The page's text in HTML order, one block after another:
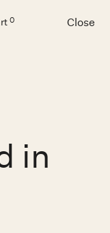
0 Close
in